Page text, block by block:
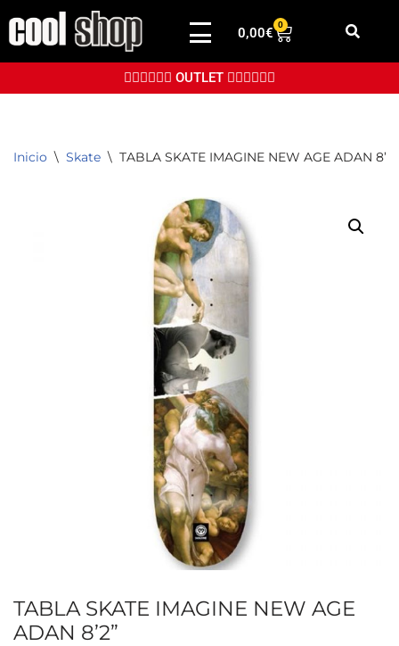
Saltar
contenido
0,00€
0
👉🏼👉🏼👉🏼 OUTLET 👈🏼👈🏼👈🏼
Inicio \ Skate \ TABLA SKATE IMAGINE NEW AGE ADAN 8’2”
TABLA SKATE IMAGINE NEW AGE
ADAN 8’2”